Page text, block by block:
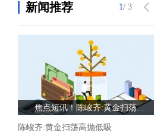
新闻推荐
焦点短讯！陈峻齐:黄金扫荡...
陈峻齐:黄金扫荡高抛低吸
1/ 3
1/ 3